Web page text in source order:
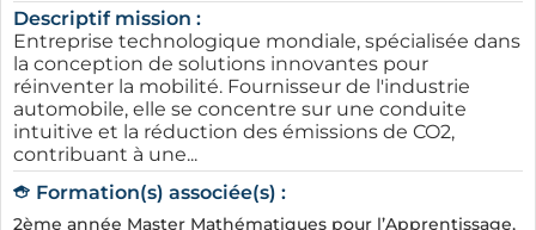
Descriptif mission :
Entreprise technologique mondiale, spécialisée dans
la conception de solutions innovantes pour
réinventer la mobilité. Fournisseur de l'industrie
automobile, elle se concentre sur une conduite
intuitive et la réduction des émissions de CO2,
contribuant à une...
Formation(s) associée(s) :
2ème année Master Mathématiques pour l’Apprentissage,